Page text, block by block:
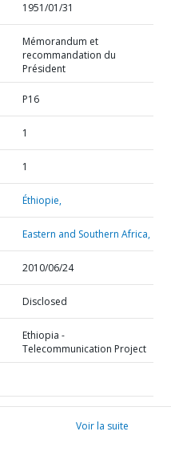
1951/01/31
Mémorandum et
recommandation du
Président
P16
1
1
Éthiopie,
Eastern and Southern Africa,
2010/06/24
Disclosed
Ethiopia -
Telecommunication Project
Voir la suite